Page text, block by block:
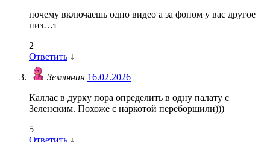
почему включаешь одно видео а за фоном у вас другое
пиз…т
2
Ответить ↓
Землянин 16.02.2026
Каллас в дурку пора определить в одну палату с
Зеленским. Похоже с наркотой переборщили)))
5